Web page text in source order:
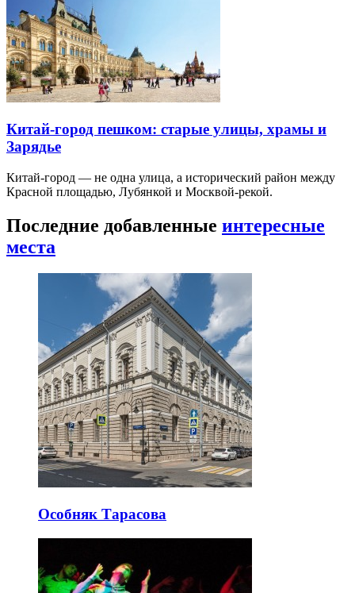
Китай-город пешком: старые улицы, храмы и
Зарядье
Китай-город — не одна улица, а исторический район между
Красной площадью, Лубянкой и Москвой-рекой.
Последние добавленные интересные
места
Особняк Тарасова